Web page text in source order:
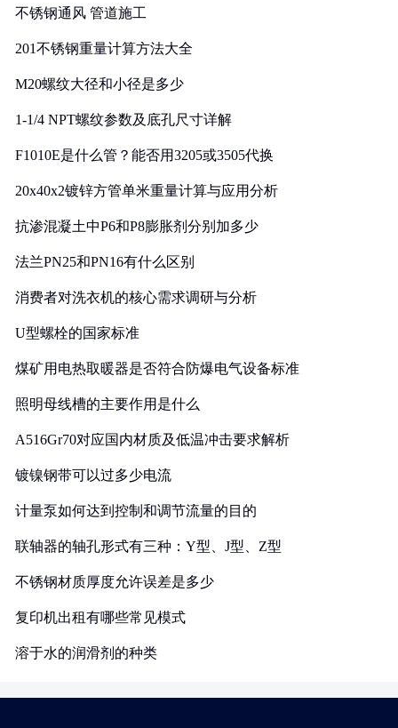
不锈钢通风 管道施工
201不锈钢重量计算方法大全
M20螺纹大径和小径是多少
1-1/4 NPT螺纹参数及底孔尺寸详解
F1010E是什么管？能否用3205或3505代换
20x40x2镀锌方管单米重量计算与应用分析
抗渗混凝土中P6和P8膨胀剂分别加多少
法兰PN25和PN16有什么区别
消费者对洗衣机的核心需求调研与分析
U型螺栓的国家标准
煤矿用电热取暖器是否符合防爆电气设备标准
照明母线槽的主要作用是什么
A516Gr70对应国内材质及低温冲击要求解析
镀镍钢带可以过多少电流
计量泵如何达到控制和调节流量的目的
联轴器的轴孔形式有三种：Y型、J型、Z型
不锈钢材质厚度允许误差是多少
复印机出租有哪些常见模式
溶于水的润滑剂的种类